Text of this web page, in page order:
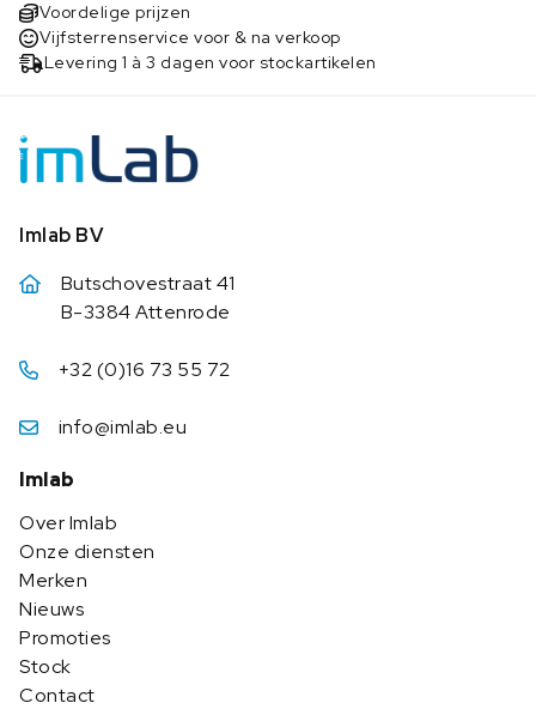
Voordelige prijzen
Vijfsterrenservice voor & na verkoop
Levering 1 à 3 dagen voor stockartikelen
Imlab BV
Butschovestraat 41
B-3384 Attenrode
+32 (0)16 73 55 72
info@imlab.eu
Imlab
Over Imlab
Onze diensten
Merken
Nieuws
Promoties
Stock
Contact